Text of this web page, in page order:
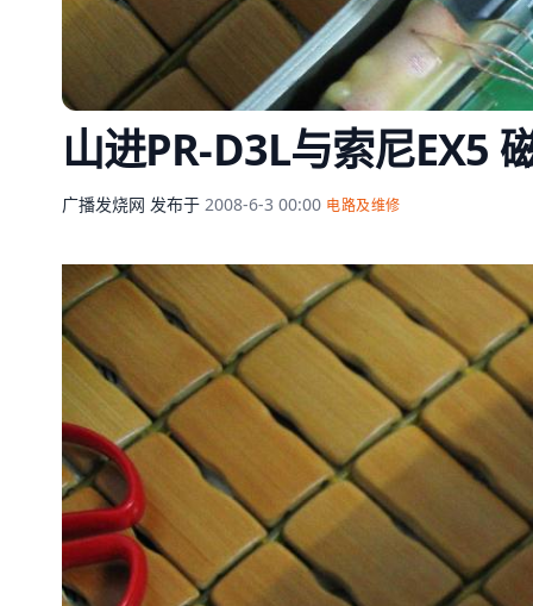
山进PR-D3L与索尼EX5
广播发烧网 发布于 2008-6-3 00:00 电路及维修